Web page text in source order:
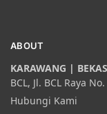
ABOUT
KARAWANG |
BCL, Jl. BCL Raya
Hubungi Kami